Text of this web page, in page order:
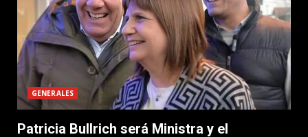
GENERALES
Patricia Bullrich será Ministra y el